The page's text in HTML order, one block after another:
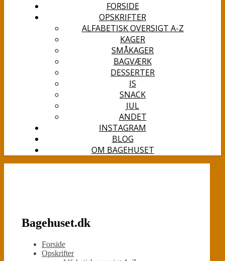
FORSIDE
OPSKRIFTER
ALFABETISK OVERSIGT A-Z
KAGER
SMÅKAGER
BAGVÆRK
DESSERTER
IS
SNACK
JUL
ANDET
INSTAGRAM
BLOG
OM BAGEHUSET
Bagehuset.dk
Forside
Opskrifter